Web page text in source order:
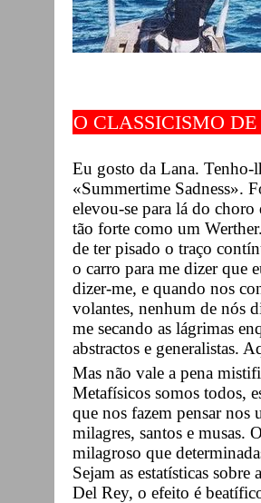
O CLASSICISMO
Eu gosto da Lana. Tenho-
«Summertime Sadness».
elevou-se para lá do
tão forte como um
de ter pisado o traço
o carro para me dizer que
dizer-me, e quando nos
volantes, nenhum de nós
me secando as lágrimas
abstractos e generalistas.
Mas não vale a pena
Metafísicos somos todos,
que nos fazem pensar nos
milagres, santos e musas.
milagroso que
Sejam as estatísticas
Del Rey, o efeito é